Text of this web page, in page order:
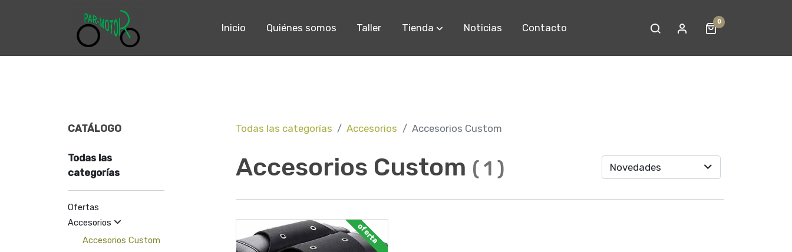
Inicio Quiénes somos Taller Tienda Noticias Contacto 0
CATÁLOGO
Todas las
categorías
Ofertas
Accesorios
Accesorios Custom
Todas las categorías Accesorios Accesorios Custom
Accesorios Custom ( 1 ) Novedades
oferta